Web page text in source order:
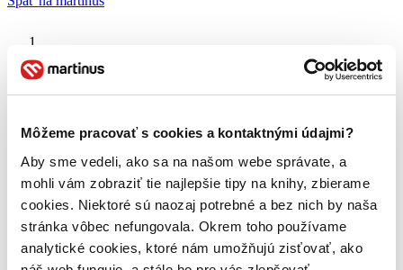
Môžeme pracovať s cookies a kontaktnými údajmi?
Aby sme vedeli, ako sa na našom webe správate, a
mohli vám zobraziť tie najlepšie tipy na knihy, zbierame
cookies. Niektoré sú naozaj potrebné a bez nich by naša
stránka vôbec nefungovala. Okrem toho používame
analytické cookies, ktoré nám umožňujú zisťovať, ako
Tom a Jerry – 1. časť (kolekcia)
O nás
Náš príbeh
Galéria Martinusu
Zodpovednosť
Sme B Corp